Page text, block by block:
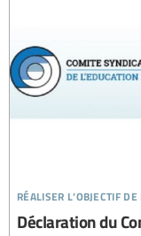
réaliser l’objectif
Déclaration du